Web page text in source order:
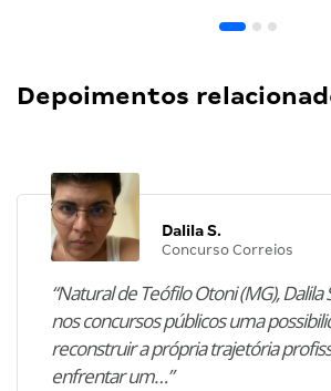
Depoimentos
Dalila S.
Concurso Correios
“Natural de Teófilo Otoni (MG), Dalila
nos concursos públicos uma
reconstruir a própria trajetória
enfrentar um…”